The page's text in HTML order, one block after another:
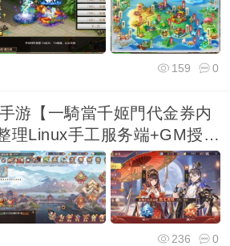
0
159
游【一騎當千姬門代金券内
理Linux手工服务端+GM授权
0
236